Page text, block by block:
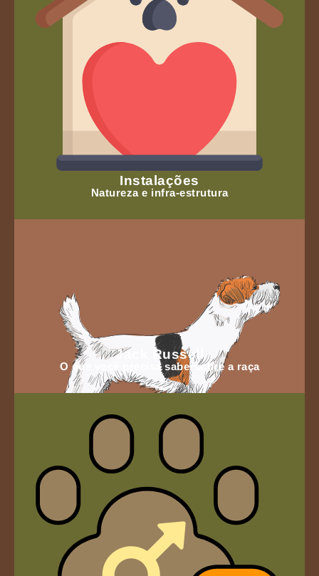
Instalações
Natureza e infra-estrutura
Jack Russell
O que você precisa sabersobre a raça